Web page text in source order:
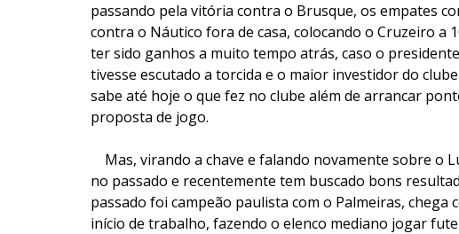
passando pela vitória contra o Brusque, os empates
contra o Náutico fora de casa, colocando o Cruzeiro a
ter sido ganhos a muito tempo atrás, caso o
tivesse escutado a torcida e o maior investidor do
sabe até hoje o que fez no clube além de arrancar
proposta de jogo.
Mas, virando a chave e falando novamente sobre o
no passado e recentemente tem buscado bons
passado foi campeão paulista com o Palmeiras, chega
início de trabalho, fazendo o elenco mediano jogar